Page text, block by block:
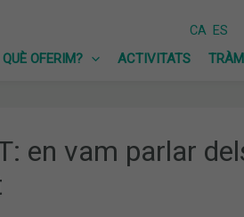
CA ES
QUÈ OFERIM? ACTIVITATS
en vam parlar